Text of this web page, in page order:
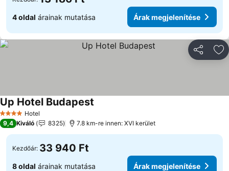
4 oldal árainak mutatása Árak megjelenítése
4 KategóriaHotel
Up Hotel Budapest
9,4 Kiváló 8325 7.8 km-re innen: XVI kerület
Kezdőár: 33 940 Ft
8 oldal árainak mutatása Árak megjelenítése